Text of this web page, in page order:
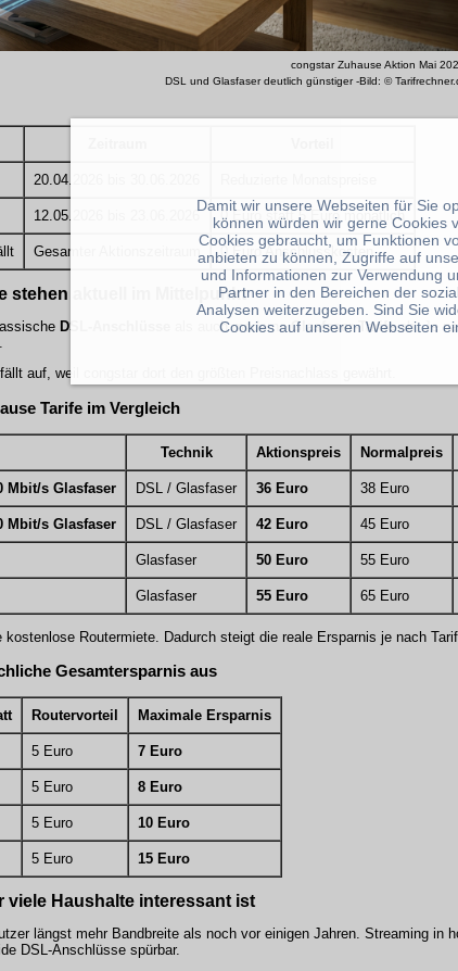
congstar Zuhause Aktion Mai
DSL und Glasfaser deutlich günstiger -Bild: ©
20.04.2026 bis 30.06.2026
12.05.2026 bis 23.06.2026 0 Euro statt 5 Euro monatlich
Gesamter Aktionszeitraum 0 Euro Anschlusskosten
stehen aktuell im Mittelpunkt
DSL-Anschlüsse als auch moderneGlasfaser-Tarifeab. Je
auf, weil congstar dort den größten Preisnachlass gewährt.
Tarife im Vergleich
Technik Aktionspreis Normalpreis
Mbit/s Glasfaser DSL / Glasfaser 36 Euro 38 Euro
Mbit/s Glasfaser DSL / Glasfaser 42 Euro 45 Euro
Glasfaser 50 Euro 55 Euro
Glasfaser 55 Euro 65 Euro
Routermiete. Dadurch steigt die reale Ersparnis je nach
Gesamtersparnis aus
Routervorteil Maximale Ersparnis
5 Euro 7 Euro
5 Euro 8 Euro
5 Euro 10 Euro
5 Euro 15 Euro
viele Haushalte interessant ist
längst mehr Bandbreite als noch vor einigen Jahren. Streaming in
DSL-Anschlüsse spürbar.
Damit wir unsere Webseiten für Sie
können würden wir gerne Cookies
Cookies gebraucht, um Funktionen
anbieten zu können, Zugriffe auf
und Informationen zur Verwendung
Partner in den Bereichen der
Analysen weiterzugeben. Sind Sie
Cookies auf unseren Webseiten